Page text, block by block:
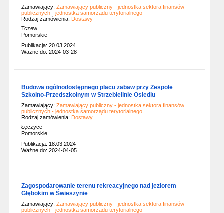
Zamawiający: Zamawiający publiczny - jednostka sektora finansów
publicznych - jednostka samorządu terytorialnego
Rodzaj zamówienia: Dostawy
Tczew
Pomorskie
Publikacja: 20.03.2024
Ważne do: 2024-03-28
Budowa ogólnodostępnego placu zabaw przy Zespole
Szkolno-Przedszkolnym w Strzebielinie Osiedlu
Zamawiający: Zamawiający publiczny - jednostka sektora finansów
publicznych - jednostka samorządu terytorialnego
Rodzaj zamówienia: Dostawy
Łęczyce
Pomorskie
Publikacja: 18.03.2024
Ważne do: 2024-04-05
Zagospodarowanie terenu rekreacyjnego nad jeziorem
Głębokim w Świeszynie
Zamawiający: Zamawiający publiczny - jednostka sektora finansów
publicznych - jednostka samorządu terytorialnego